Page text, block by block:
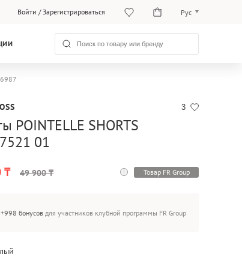
Войти /Зарегистрироваться Рус
Қаз
3
POINTELLE SHORTS
01
₸ 49 900 ₸ Товар FR Group
+998 бонусов для участников клубной программы FR Group